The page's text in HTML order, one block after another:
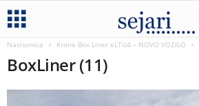
Naslovnica Krone Box Liner eLTU4 – NOVO VOZILO
BoxLiner (11)